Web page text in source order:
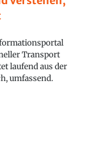
Transport
laufend aus der
umfassend.